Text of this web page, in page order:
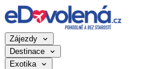
Zájezdy
Destinace
Exotika